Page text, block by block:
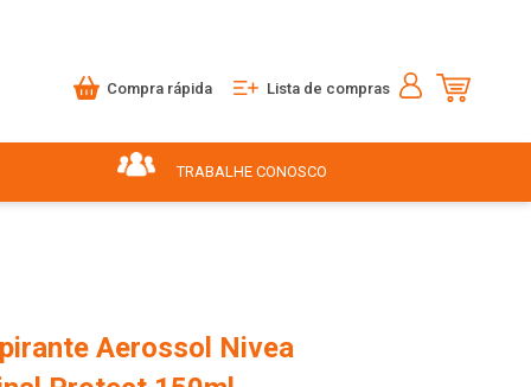
Compra rápida Lista de compras
TRABALHE CONOSCO
Aerossol Nivea